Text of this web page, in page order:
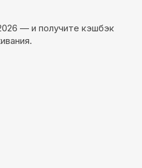
— и получите кэшбэк